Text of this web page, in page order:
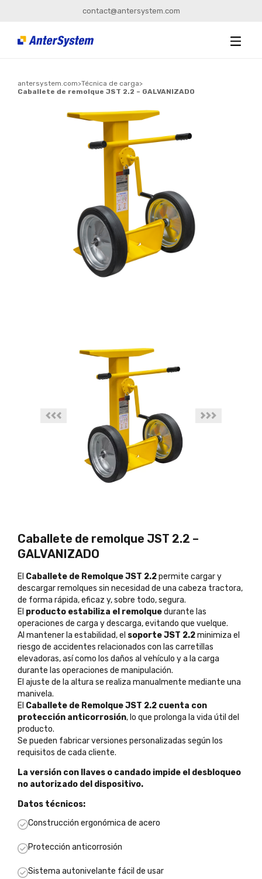
contact@antersystem.com
antersystem.com>Técnica de carga>
Caballete de remolque JST 2.2 – GALVANIZADO
Caballete de remolque JST 2.2 –
GALVANIZADO
El Caballete de Remolque JST 2.2permite cargar y
descargar remolques sin necesidad de una cabeza tractora,
de forma rápida, eficaz y, sobre todo, segura.
El producto estabiliza el remolquedurante las
operaciones de carga y descarga, evitando que vuelque.
Al mantener la estabilidad, el soporte JST 2.2minimiza el
riesgo de accidentes relacionados con las carretillas
elevadoras, así como los daños al vehículo y a la carga
durante las operaciones de manipulación.
El ajuste de la altura se realiza manualmente mediante una
manivela.
El Caballete de Remolque JST 2.2 cuenta con
protección anticorrosión, lo que prolonga la vida útil del
producto.
Se pueden fabricar versiones personalizadas según los
requisitos de cada cliente.
La versión con llaves o candado impide el desbloqueo
no autorizado del dispositivo.
Datos técnicos:
Construcción ergonómica de acero
Protección anticorrosión
Sistema autonivelante fácil de usar